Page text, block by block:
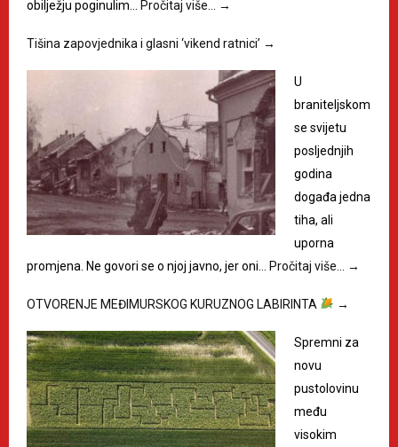
obilježju poginulim… Pročitaj više… →
Tišina zapovjednika i glasni ‘vikend ratnici’ →
U
braniteljskom
se svijetu
posljednjih
godina
događa jedna
tiha, ali
uporna
promjena. Ne govori se o njoj javno, jer oni…
Pročitaj više… →
OTVORENJE MEĐIMURSKOG KURUZNOG LABIRINTA →
Spremni za
novu
pustolovinu
među
visokim